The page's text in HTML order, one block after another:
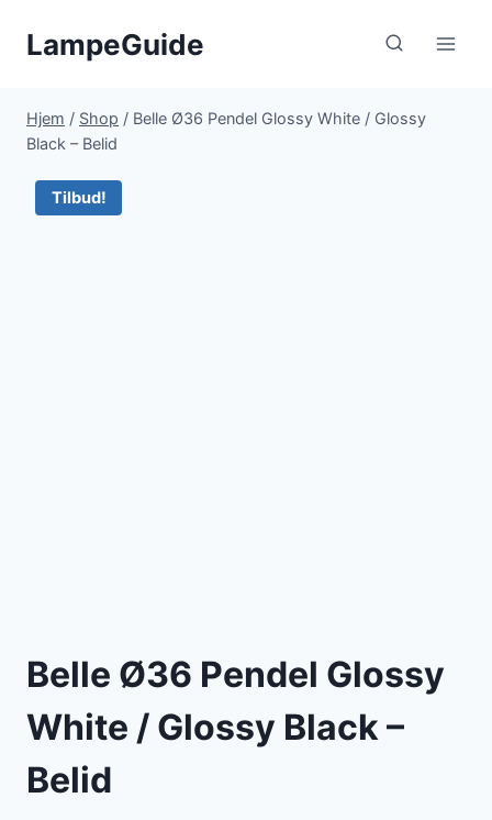
LampeGuide
Hjem / Shop / Belle Ø36 Pendel Glossy White / Glossy
Black – Belid
Tilbud!
Belle Ø36 Pendel Glossy
White / Glossy Black –
Belid